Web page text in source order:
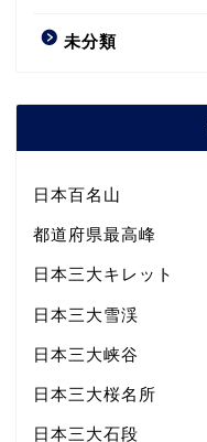
未分類
日本百名山
都道府県最高峰
日本三大キレット
日本三大雪渓
日本三大峡谷
日本三大桜名所
日本三大石段